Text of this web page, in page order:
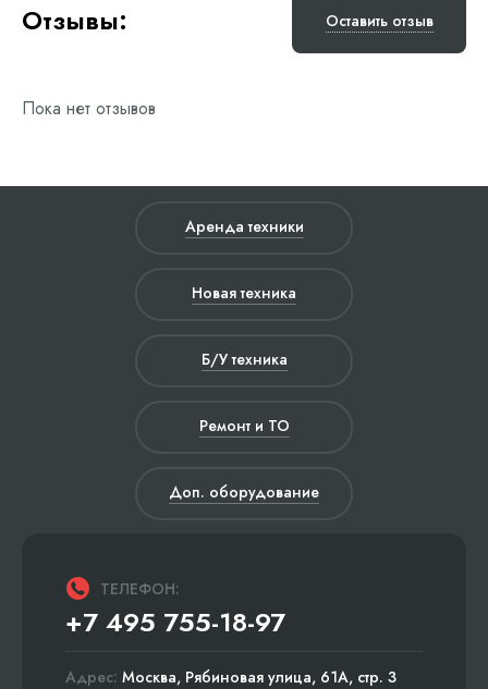
Отзывы: Оставить отзыв
Пока нет отзывов
Аренда техники
Новая техника
Б/У техника
Ремонт и ТО
Доп. оборудование
ТЕЛЕФОН:
+7 495 755-18-97
Адрес: Москва, Рябиновая улица, 61А, стр. 3